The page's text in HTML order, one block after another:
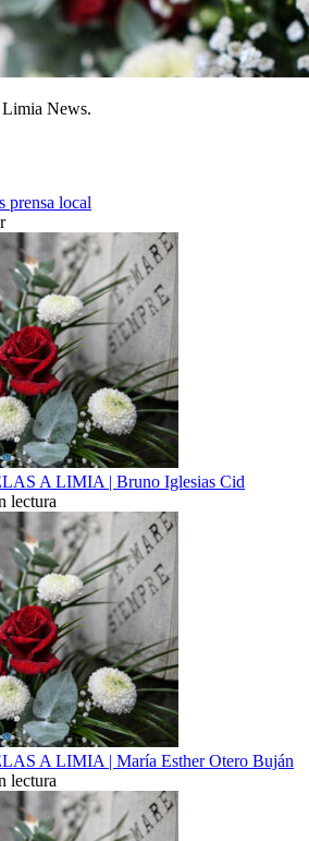
News.
prensa local
A LIMIA | Bruno Iglesias Cid
lectura
A LIMIA | María Esther Otero Buján
lectura